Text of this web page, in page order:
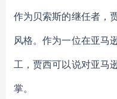
作为贝索斯的继任者，
风格。作为一位在亚马
工 ，贾西可以说对亚马
掌。